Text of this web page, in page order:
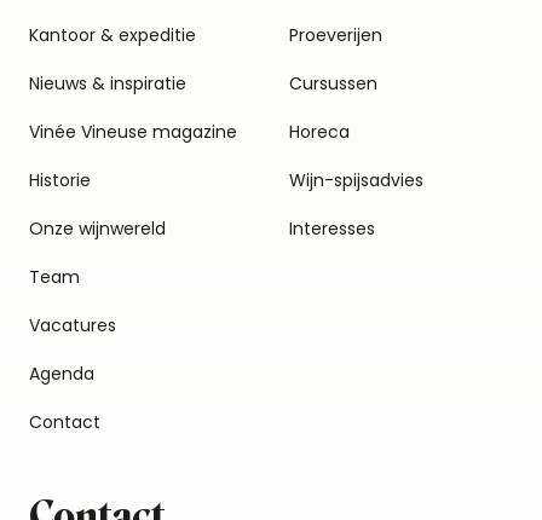
Kantoor & expeditie
Nieuws & inspiratie
Vinée Vineuse magazine
Historie
Onze wijnwereld
Team
Vacatures
Agenda
Contact
Proeverijen
Cursussen
Horeca
Wijn-spijsadvies
Interesses